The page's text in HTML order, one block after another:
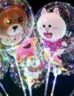
SUKUŞİ